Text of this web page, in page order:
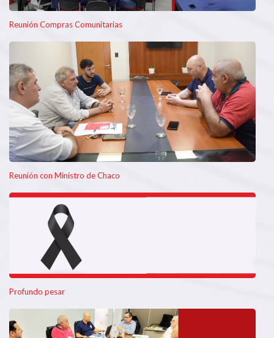
Reunión Compras Comunitarias
Reunión con Ministro de Chaco
Profundo pesar